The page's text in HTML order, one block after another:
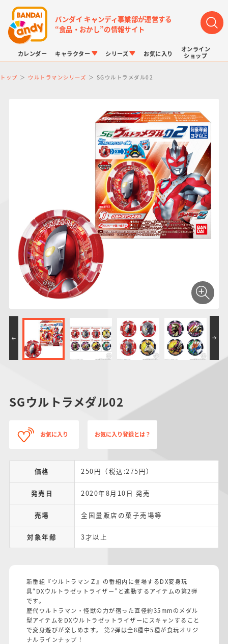
バンダイ キャンディ事業部が運営する
“食品・おかし”の情報サイト
カレンダー キャラクター
仮面ライダーシリー
ズ
PROJECT R.E.D.・
スーパー戦隊シリー
ズ
プリキュアシリーズ
ガンダムシリーズ
ポケットモンスター
ドラゴンボール
アンパンマン
サンリオキャラクタ
ーズ
たまご
シリーズ
キャラパキ
つりグミ
チョコサプ
にふぉるめーしょん
＆スクエアシール
SMPシリーズ
ポケモンキッズ
ポケモンスケールワ
キャラデコ
お気に入り
オンライン
ショップ
トップ ウルトラマンシリーズ SGウルトラメダル02
SGウルトラメダル02
お気に入り お気に入り登録とは？
価格 250円（税込:275円）
発売日 2020年8月10日 発売
売場 全国量販店の菓子売場等
対象年齢 3才以上
新番組『ウルトラマンＺ』の番組内に登場するDX変身玩
具“DXウルトラゼットライザー”と連動するアイテムの第2弾
です。
歴代ウルトラマン・怪獣の力が宿った直径約35mmのメダル
型アイテムをDXウルトラゼットライザーにスキャンすること
で変身遊びが楽しめます。 第2弾は全8種中5種が食玩オリジ
ナルラインナップ！